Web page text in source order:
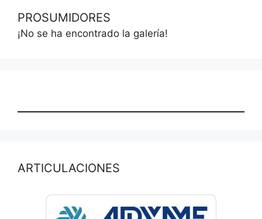
PROSUMIDORES
¡No se ha encontrado la galería!
ARTICULACIONES